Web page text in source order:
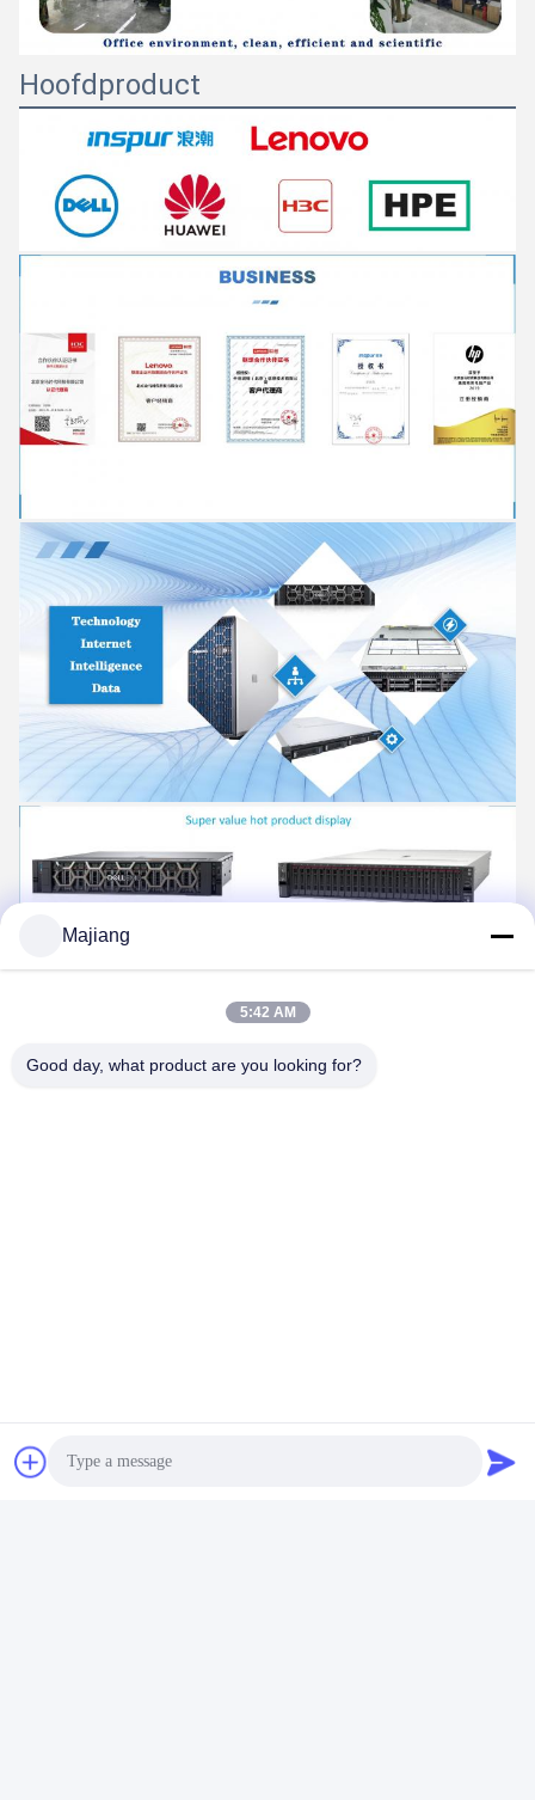
Hoofdproduct
Majiang
5:42 AM
Good day, what product are you looking for?